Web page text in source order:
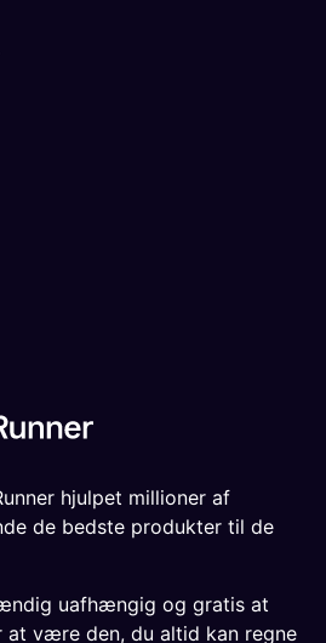
hjulpet millioner af
de bedste produkter til de
uafhængig og gratis at
at være den, du altid kan regne